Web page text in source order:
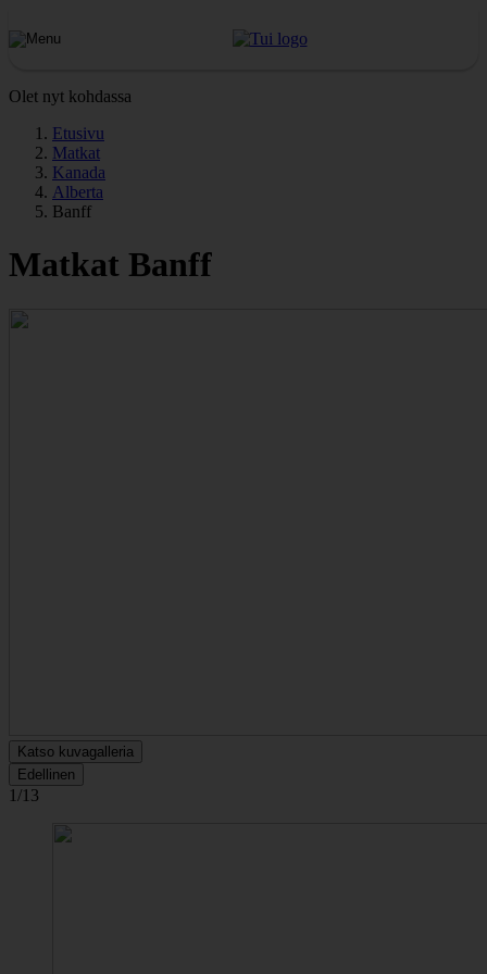
Olet nyt kohdassa
Etusivu
Matkat
Kanada
Alberta
Banff
Matkat Banff
Katso kuvagalleria
Edellinen
1/13